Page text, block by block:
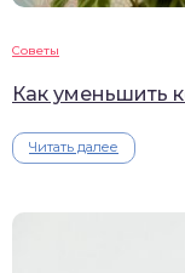
Советы
Как уменьшить
Читать далее